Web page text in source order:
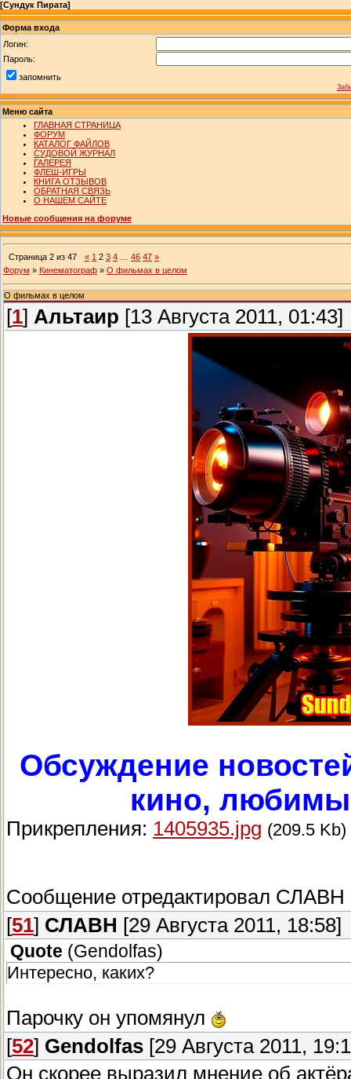
[Сундук Пирата]
Форма входа
Логин:
Пароль:
запомнить
Меню сайта
ГЛАВНАЯ СТРАНИЦА
ФОРУМ
КАТАЛОГ ФАЙЛОВ
СУДОВОЙ ЖУРНАЛ
ГАЛЕРЕЯ
ФЛЕШ-ИГРЫ
КНИГА ОТЗЫВОВ
ОБРАТНАЯ СВЯЗЬ
О НАШЕМ САЙТЕ
Новые сообщения на форуме
Страница 2 из 47 « 1 2 3 4 46 47 »
Форум » Кинематограф » О фильмах в целом
О фильмах в целом
[1] Альтаир [13 Августа 2011, 01:43]
Обсуждение
кино,
Прикрепления: 1405935.jpg (209.5 Kb)
Сообщение отредактировал СЛАВН
[51] СЛАВН [29 Августа 2011, 18:58]
Quote (Gendolfas)
Интересно, каких?
Парочку он упомянул
[52] Gendolfas [29 Августа 2011,
Он скорее выразил мнение об